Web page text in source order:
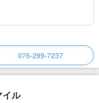
076-299-7237
イル